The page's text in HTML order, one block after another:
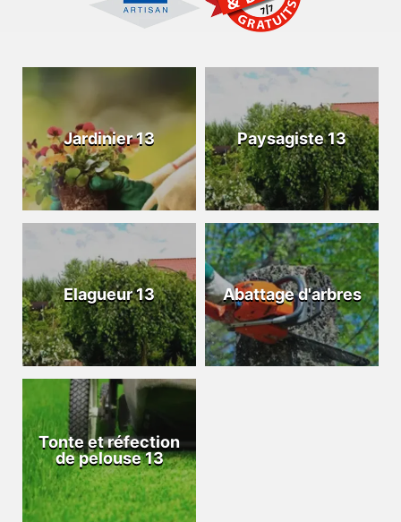
Jardinier 13 Paysagiste 13
Elagueur 13 Abattage d'arbres
Tonte et réfection
de pelouse 13